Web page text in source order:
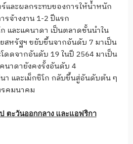
และผลกระทบของการให้น้ำหนัก
จ้างงาน 1-2 ปีแรก
และแคนาดา เป็นตลาดชั้นนำใน
สหรัฐฯ ขยับขึ้นจากอันดับ 7 มาเป็น
ดดจากอันดับ 19 ในปี 2564 มาเป็น
นาดายังคงรั้งอันดับ 4
า และเม็กซิโก กลับขึ้นสู่อันดับต้น ๆ
รคมนาคม
ตะวันออกกลาง และแอฟริกา